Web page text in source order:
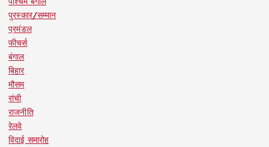
पुरस्कार/सम्मान
प्रमंडल
फीचर्स
बंगाल
बिहार
मौसम
रांची
राजनीति
रेलवे
विदाई समारोह